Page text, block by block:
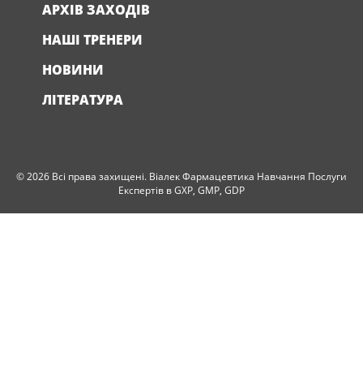
АРХІВ ЗАХОДІВ
НАШІ ТРЕНЕРИ
НОВИНИ
ЛІТЕРАТУРА
© 2026 Всі права захищені. Віалек Фармацевтика Навчання Послуги
Експертів в GXP, GMP, GDP